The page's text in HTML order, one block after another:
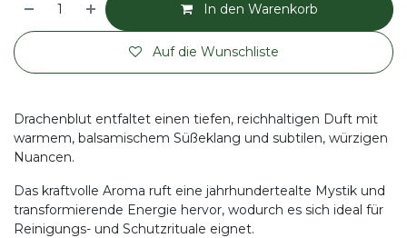
In den Warenkorb
Auf die Wunschliste
Drachenblut entfaltet einen tiefen, reichhaltigen Duft mit
warmem, balsamischem Süßeklang und subtilen, würzigen
Nuancen.
Das kraftvolle Aroma ruft eine jahrhundertealte Mystik und
transformierende Energie hervor, wodurch es sich ideal für
Reinigungs- und Schutzrituale eignet.